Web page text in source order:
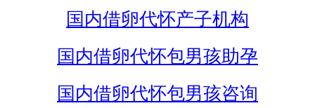
国内借卵代怀产子机构
国内借卵代怀包男孩助孕
国内借卵代怀包男孩咨询